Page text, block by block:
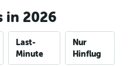
in 2026
Last-
Minute
Nur
Hinflug